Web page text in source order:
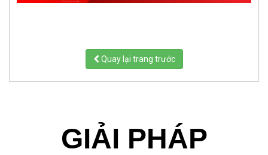
Quay lại trang trước
GIẢI PHÁP